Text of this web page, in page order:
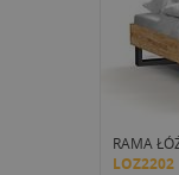
RAMA
LOZ2202